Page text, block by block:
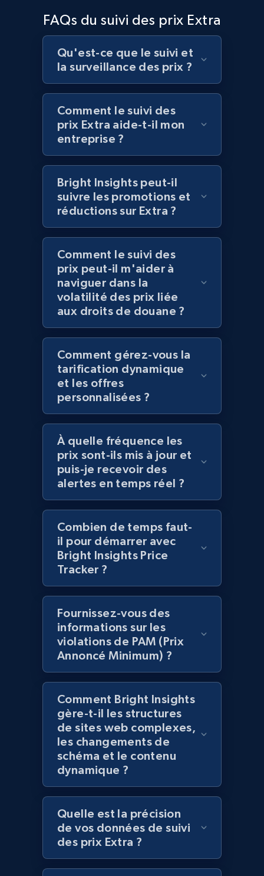
products by best sellers category URL
Title, Seller name, Brand, Description, Initial
price, Currency, Availability, Reviews count, and
2.1K+ 375+ Commencer
Amazon products global dataset - Collect
Amazon products by seller URL
Title, Seller name, Brand, Description, Initial
price, Currency, Availability, Reviews count, and
Amazon products global dataset - Collect
products from Brands URLs
Title, Seller name, Brand, Description, Initial
price, Currency, Availability, Reviews count, and
2.1K+ 375+
Home Depot US
URL, Domain, Country code, Model number,
Sku, Product id, Product name, Manufacturer,
and more.
2.1K+ 353+ Commencer
Home Depot US - Gather data on products
using specified keywords
URL, Domain, Country code, Model number,
Sku, Product id, Product name, Manufacturer,
and more.
Home Depot US - Discover products by
specified URL
URL, Domain, Country code, Model number,
Sku, Product id, Product name, Manufacturer,
2.1K+ 353+ Commencer
FAQs du suivi des prix Extra
Qu'est-ce que le suivi et
la surveillance des prix ?
Comment le suivi des
prix Extra aide-t-il mon
entreprise ?
Bright Insights peut-il
suivre les promotions et
réductions sur Extra ?
Comment le suivi des
prix peut-il m'aider à
naviguer dans la
volatilité des prix liée
aux droits de douane ?
Comment gérez-vous la
tarification dynamique
et les offres
personnalisées ?
À quelle fréquence les
prix sont-ils mis à jour et
puis-je recevoir des
alertes en temps réel ?
Combien de temps faut-
il pour démarrer avec
Bright Insights Price
Tracker ?
Fournissez-vous des
informations sur les
violations de PAM (Prix
Annoncé Minimum) ?
Comment Bright Insights
gère-t-il les structures
de sites web complexes,
les changements de
schéma et le contenu
dynamique ?
Quelle est la précision
de vos données de suivi
des prix Extra ?